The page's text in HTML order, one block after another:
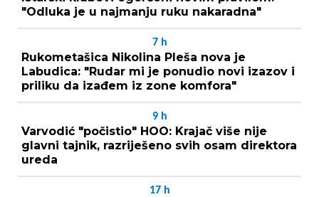
"Odluka je u najmanju ruku nakaradna"
7 h
Rukometašica Nikolina Pleša nova je
Labudica: "Rudar mi je ponudio novi izazov i
priliku da izađem iz zone komfora"
9 h
Varvodić "počistio" HOO: Krajač više nije
glavni tajnik, razriješeno svih osam direktora
ureda
17 h